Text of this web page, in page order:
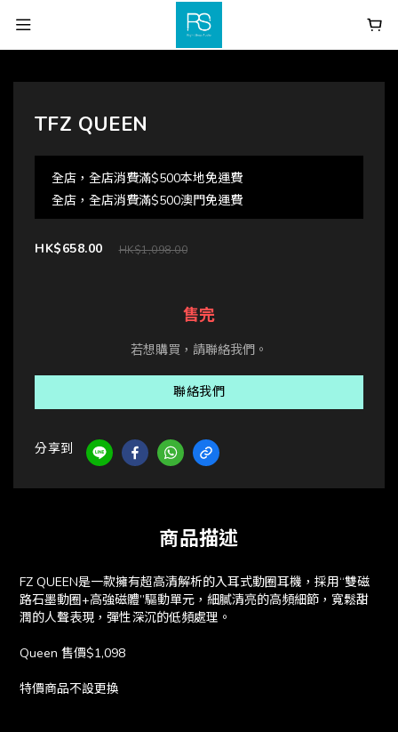
TFZ QUEEN
全店，全店消費滿$500本地免運費
全店，全店消費滿$500澳門免運費
HK$1,098.00
HK$658.00
售完
若想購買，請聯絡我們。
聯絡我們
分享到
商品描述
FZ QUEEN是一款擁有超高清解析的入耳式動圈耳機，採用“雙磁
路石墨動圈+高強磁體”驅動單元，細膩清亮的高頻細節，寬鬆甜
潤的人聲表現，彈性深沉的低頻處理。
Queen 售價$1,098
特價商品不設更換